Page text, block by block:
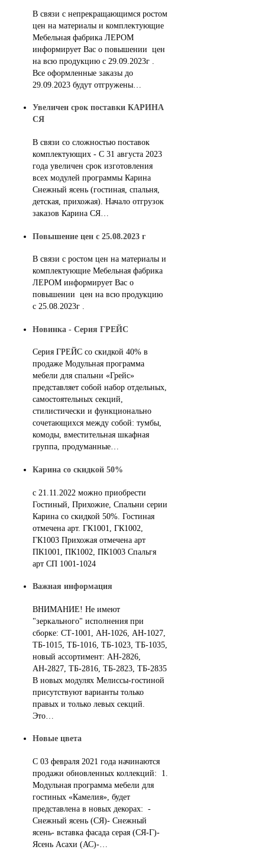
В связи с непрекращающимся ростом
цен на материалы и комплектующие
Мебельная фабрика ЛЕРОМ
информирует Вас о повышении цен
на всю продукцию с 29.09.2023г .
Все оформленные заказы до
29.09.2023 будут отгружены…
Увеличен срок поставки КАРИНА
СЯ
В связи со сложностью поставок
комплектующих - С 31 августа 2023
года увеличен срок изготовления
всех модулей программы Карина
Снежный ясень (гостиная, спальня,
детская, прихожая). Начало отгрузок
заказов Карина СЯ…
Повышение цен с 25.08.2023 г
В связи с ростом цен на материалы и
комплектующие Мебельная фабрика
ЛЕРОМ информирует Вас о
повышении цен на всю продукцию
с 25.08.2023г .
Новинка - Серия ГРЕЙС
Серия ГРЕЙС со скидкой 40% в
продаже Модульная программа
мебели для спальни «Грейс»
представляет собой набор отдельных,
самостоятельных секций,
стилистически и функционально
сочетающихся между собой: тумбы,
комоды, вместительная шкафная
группа, продуманные…
Карина со скидкой 50%
с 21.11.2022 можно приобрести
Гостиный, Прихожие, Спальни серии
Карина со скидкой 50%. Гостиная
отмечена арт. ГК1001, ГК1002,
ГК1003 Прихожая отмечена арт
ПК1001, ПК1002, ПК1003 Спальгя
арт СП 1001-1024
Важная информация
ВНИМАНИЕ! Не имеют
"зеркального" исполнения при
сборке: СТ-1001, АН-1026, АН-1027,
ТБ-1015, ТБ-1016, ТБ-1023, ТБ-1035,
новый ассортимент: АН-2826,
АН-2827, ТБ-2816, ТБ-2823, ТБ-2835
В новых модулях Мелиссы-гостиной
присутствуют варианты только
правых и только левых секций.
Это…
Новые цвета
С 03 февраля 2021 года начинаются
продажи обновленных коллекций: 1.
Модульная программа мебели для
гостиных «Камелия», будет
представлена в новых декорах: -
Снежный ясень (СЯ)- Снежный
ясень- вставка фасада серая (СЯ-Г)-
Ясень Асахи (АС)-…